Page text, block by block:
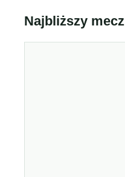
Najbliższy mecz